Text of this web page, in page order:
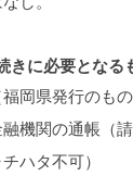
きに必要となる
岡県発行のもの
機関の通帳（請
ハタ不可）